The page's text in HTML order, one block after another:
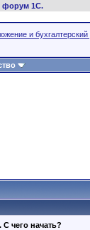
форум 1С.
и бухгалтерский
чего начать?